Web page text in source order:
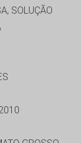
SOLUÇÃO